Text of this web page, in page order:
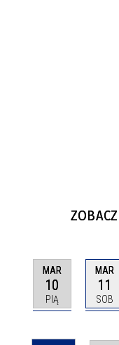
MAR
10
PIĄ
MAR
11
SOB